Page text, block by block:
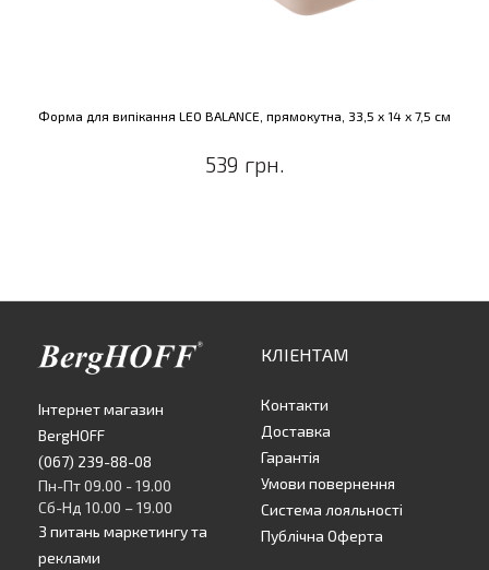
Форма для випікання LEO BALANCE, прямокутна, 33,5 x 14 x 7,5 см
539 грн.
Інтернет магазин
BergHOFF
(067) 239-88-08
Пн-Пт 09.00 - 19.00
Сб-Нд 10.00 – 19.00
З питань маркетингу та
реклами
КЛІЕНТАМ
Контакти
Доставка
Гарантія
Умови повернення
Система лояльності
Публічна Оферта